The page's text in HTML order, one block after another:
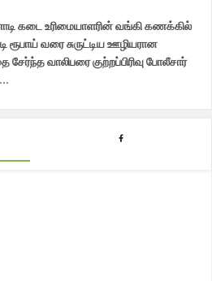
கடை உரிமையாளரின் வங்கி கணக்கில்
ரூபாய் வரை சுருட்டிய ஊழியரான
சேர்ந்த வாலிபரை குற்றப்பிரிவு போலீசார்